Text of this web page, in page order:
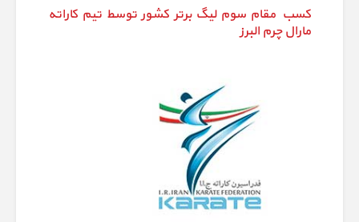
کسب مقام سوم لیگ برتر کشور توسط تیم کاراته
مارال چرم البرز